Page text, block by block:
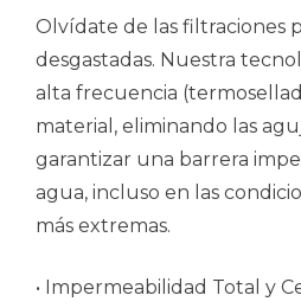
Olvídate de las filtraciones
desgastadas. Nuestra
alta frecuencia
material, eliminando las
garantizar una barrera
agua, incluso en las
más extremas.
• Impermeabilidad Total y